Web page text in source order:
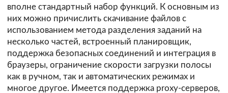
вполне стандартный набор функций. К основным из
них можно причислить скачивание файлов с
использованием метода разделения заданий на
несколько частей, встроенный планировщик,
поддержка безопасных соединений и интеграция в
браузеры, ограничение скорости загрузки полосы
как в ручном, так и автоматических режимах и
многое другое. Имеется поддержка proxy-серверов,